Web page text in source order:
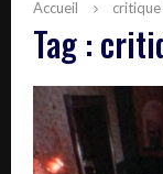
Accueil
Tag :